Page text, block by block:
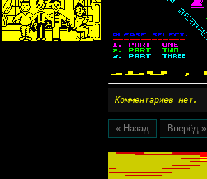
Комментариев нет.
« Назад Вперёд »